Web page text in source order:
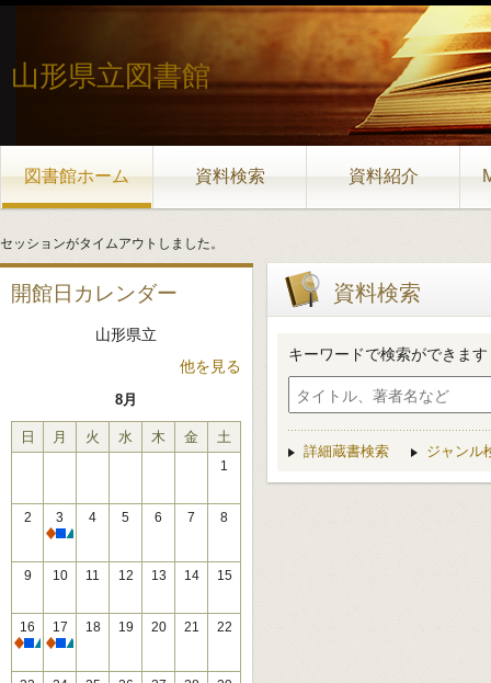
山形県立図書館
図書館ホーム 資料検索 資料紹介
セッションがタイムアウトしました。
開館日カレンダー
山形県立
他を見る
8月
日 月 火 水 木 金 土
1
2
3
休館
4 5 6 7 8
9 10 11 12 13 14 15
16
休館
17
休館
18 19 20 21 22
資料検索
キーワードで検索ができます
詳細蔵書検索 ジャンル